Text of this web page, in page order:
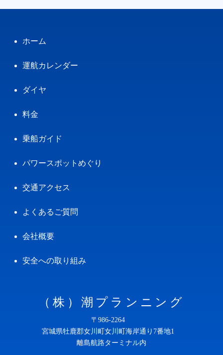
ホーム
運航カレンダー
ダイヤ
料金
乗船ガイド
パワースポットめぐり
交通アクセス
よくあるご質問
会社概要
安全への取り組み
（株）潮プランニング
〒986-2264
宮城県牡鹿郡女川町女川町海岸通り7番地1
離島航路ターミナル内